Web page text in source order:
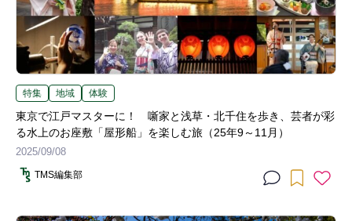
特集 地域 体験
東京で江戸マスターに！ 噺家と浅草・北千住を歩き、芸者が彩
る水上のお座敷「屋形船」を楽しむ旅（25年9～11月）
2025/09/08
TMS編集部